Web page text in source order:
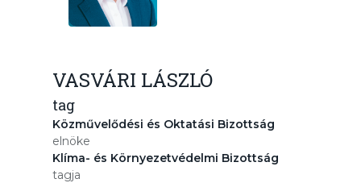
VASVÁRI LÁSZLÓ
tag
Közművelődési és Oktatási Bizottság
elnöke
Klíma- és Környezetvédelmi Bizottság
tagja